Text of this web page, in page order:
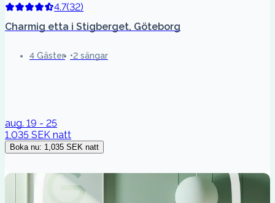
4.7(32)
Charmig etta i Stigberget, Göteborg
4 Gäster 2 sängar
aug. 19 - 25
1,035 SEK natt
Boka nu: 1,035 SEK natt